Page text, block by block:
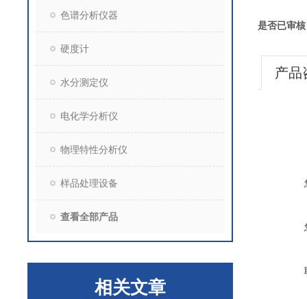
色谱分析仪器
硬度计
水分测定仪
电化学分析仪
物理特性分析仪
样品处理设备
查看全部产品
相关文章
是否已审
产品